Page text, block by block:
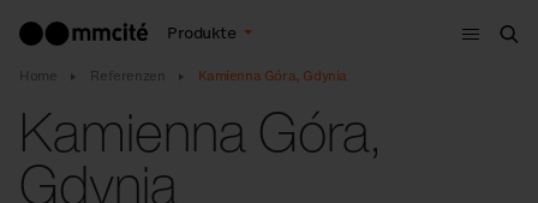
Produkte
Menu
Home Referenzen Kamienna Góra, Gdynia
Kamienna Góra,
Gdynia